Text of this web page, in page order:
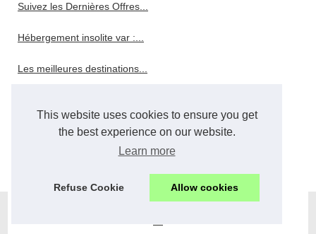
This website uses cookies to ensure you get
the best experience on our website.
Learn more
Refuse Cookie Allow cookies
Suivez les Dernières Offres...
Hébergement insolite var :...
Les meilleures destinations...
Où dormir quand on séjourne...